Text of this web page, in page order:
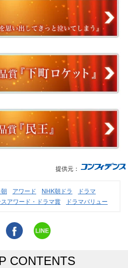
提供元：
アワード NHK朝ドラ
ドラマ
アワード・ドラマ賞 ドラマバリュー
CONTENTS